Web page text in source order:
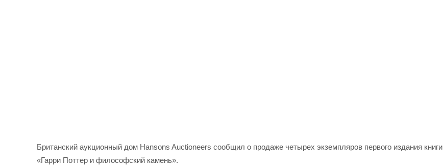
Британский аукционный дом Hansons Auctioneers сообщил о продаже четырех экземпляров первого издания книги
«Гарри Поттер и философский камень».